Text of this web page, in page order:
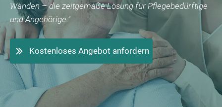
Wänden – die zeitgemäße Lösung für Pflegebedürftige
und Angehörige."
Kostenloses Angebot anfordern